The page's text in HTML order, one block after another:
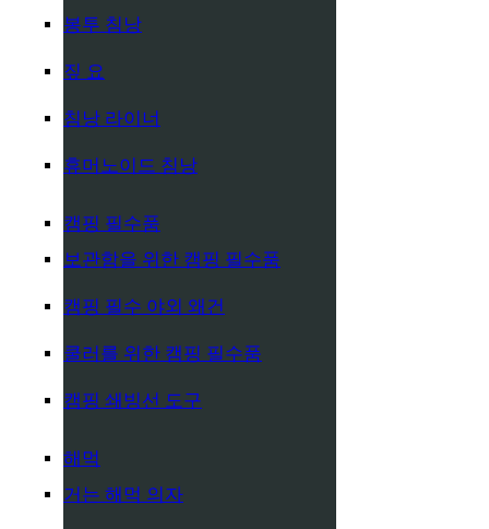
봉투 침낭
짚 요
침낭 라이너
휴머노이드 침낭
캠핑 필수품
보관함을 위한 캠핑 필수품
캠핑 필수 야외 왜건
쿨러를 위한 캠핑 필수품
캠핑 쇄빙선 도구
해먹
거는 해먹 의자